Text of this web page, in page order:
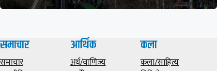
समाचार
समाचार
आर्थिक
अर्थ/वाणिज्य
कला
कला/साहित्य